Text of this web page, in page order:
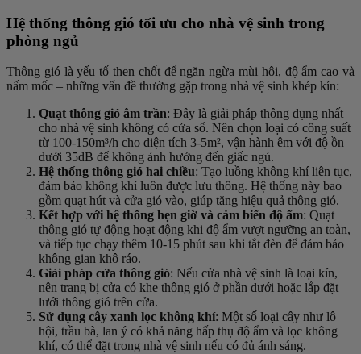
Hệ thống thông gió tối ưu cho nhà vệ sinh trong
phòng ngủ
Thông gió là yếu tố then chốt để ngăn ngừa mùi hôi, độ ẩm cao và
nấm mốc – những vấn đề thường gặp trong nhà vệ sinh khép kín:
Quạt thông gió âm trần: Đây là giải pháp thông dụng nhất
cho nhà vệ sinh không có cửa sổ. Nên chọn loại có công suất
từ 100-150m³/h cho diện tích 3-5m², vận hành êm với độ ồn
dưới 35dB để không ảnh hưởng đến giấc ngủ.
Hệ thống thông gió hai chiều: Tạo luồng không khí liên tục,
đảm bảo không khí luôn được lưu thông. Hệ thống này bao
gồm quạt hút và cửa gió vào, giúp tăng hiệu quả thông gió.
Kết hợp với hệ thống hẹn giờ và cảm biến độ ẩm: Quạt
thông gió tự động hoạt động khi độ ẩm vượt ngưỡng an toàn,
và tiếp tục chạy thêm 10-15 phút sau khi tắt đèn để đảm bảo
không gian khô ráo.
Giải pháp cửa thông gió: Nếu cửa nhà vệ sinh là loại kín,
nên trang bị cửa có khe thông gió ở phần dưới hoặc lắp đặt
lưới thông gió trên cửa.
Sử dụng cây xanh lọc không khí: Một số loại cây như lô
hội, trầu bà, lan ý có khả năng hấp thụ độ ẩm và lọc không
khí, có thể đặt trong nhà vệ sinh nếu có đủ ánh sáng.